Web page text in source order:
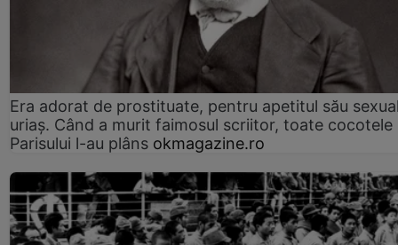
Era adorat de prostituate, pentru apetitul său
uriaș. Când a murit faimosul scriitor, toate cocotele
Parisului l-au plâns okmagazine.ro